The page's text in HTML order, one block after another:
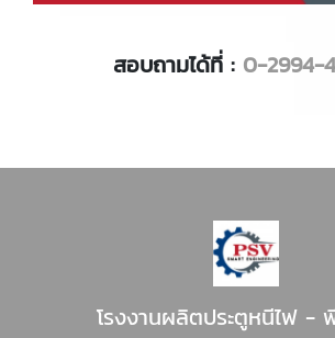
สอบถามได้ที่ : 0-2994-
โรงงานผลิตประตูหนีไฟ -